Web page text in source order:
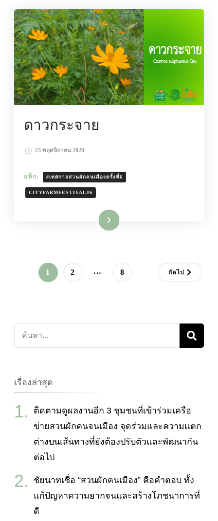
ดาวกระจาย
23 พฤศจิกายน 2020
แท็ก: #เทศกาลสวนผักคนเมืองครั้งที่6
CITYFARMFESTIVAL#6
อ่านเพิ่มเติม
Posts
หน้า
1 หน้า
2 … หน้า
8 ถัดไป
ค้นหา
เกี่ยว
เรื่องล่าสุด
ติดตามดูผลงานอีก 3 ชุมชนที่เข้าร่วมเครือ
ข่ายสวนผักคนจนเมือง จุดร่วมและความแตก
ต่างบนเส้นทางที่ยังต้องปรับตัวและพัฒนากัน
ต่อไป
ชัยนาทเชื่อ “สวนผักคนเมือง” คือคำตอบ ทั้ง
แก้ปัญหาความยากจนและสร้างโภชนาการที่
ดี